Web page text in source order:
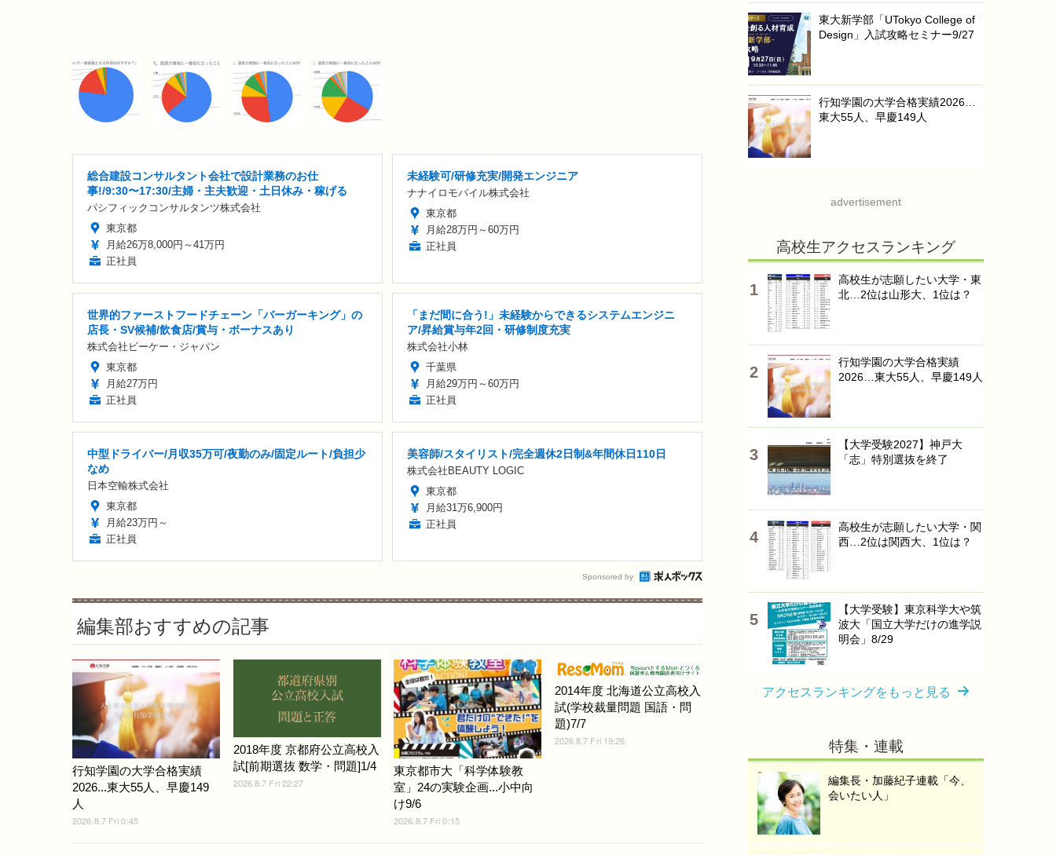
総合建設コンサルタント会社で設計業務のお仕
事!/9:30〜17:30/主婦・主夫歓迎・土日休み・稼げる
パシフィックコンサルタンツ株式会社
東京都
月給26万8,000円～41万円
正社員
未経験可/研修充実/開発エンジニア
ナナイロモバイル株式会社
東京都
月給28万円～60万円
正社員
世界的ファーストフードチェーン「バーガーキング」の
店長・SV候補/飲食店/賞与・ボーナスあり
株式会社ビーケー・ジャパン
東京都
月給27万円
正社員
「まだ間に合う!」未経験からできるシステムエンジニ
ア/昇給賞与年2回・研修制度充実
株式会社小林
千葉県
月給29万円～60万円
正社員
中型ドライバー/月収35万可/夜勤のみ/固定ルート/負担少
なめ
日本空輸株式会社
東京都
月給23万円～
正社員
美容師/スタイリスト/完全週休2日制&年間休日110日
株式会社BEAUTY LOGIC
東京都
月給31万6,900円
正社員
Sponsored by
編集部おすすめの記事
行知学園の大学合格実績
2026...東大55人、早慶149
人
2026.8.7 Fri 0:45
2018年度 京都府公立高校入
試[前期選抜 数学・問題]1/4
2026.8.7 Fri 22:27
東京都市大「科学体験教
室」24の実験企画...小中向
け9/6
2026.8.7 Fri 0:15
2014年度 北海道公立高校入
試(学校裁量問題 国語・問
題)7/7
2026.8.7 Fri 19:26
東大新学部「UTokyo College of
Design」入試攻略セミナー9/27
行知学園の大学合格実績2026…
東大55人、早慶149人
advertisement
高校生アクセスランキング
高校生が志願したい大学・東
北…2位は山形大、1位は？
行知学園の大学合格実績
2026…東大55人、早慶149人
【大学受験2027】神戸大
「志」特別選抜を終了
高校生が志願したい大学・関
西…2位は関西大、1位は？
【大学受験】東京科学大や筑
波大「国立大学だけの進学説
明会」8/29
アクセスランキングをもっと見る
特集・連載
編集長・加藤紀子連載「今、
会いたい人」